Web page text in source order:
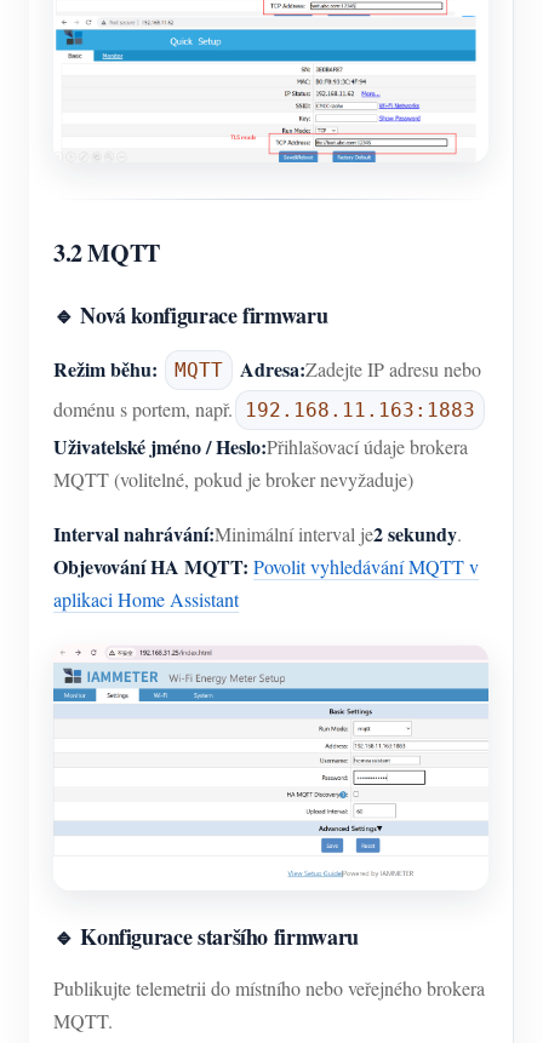
3.2 MQTT
🔹 Nová konfigurace firmwaru
Režim běhu: MQTT Adresa:Zadejte IP adresu nebo
doménu s portem, např.
192.168.11.163:1883
Uživatelské jméno / Heslo:Přihlašovací údaje brokera
MQTT (volitelné, pokud je broker nevyžaduje)
Interval nahrávání:Minimální interval je2 sekundy.
Objevování HA MQTT: Povolit vyhledávání MQTT v
aplikaci Home Assistant
🔹 Konfigurace staršího firmwaru
Publikujte telemetrii do místního nebo veřejného brokera
MQTT.